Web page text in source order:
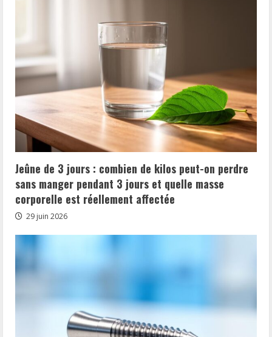
Jeûne de 3 jours : combien de kilos peut-on perdre
sans manger pendant 3 jours et quelle masse
corporelle est réellement affectée
29 juin 2026